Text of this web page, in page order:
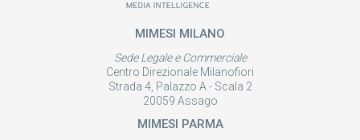
MIMESI MILANO
Sede Legale e Commerciale
Centro Direzionale Milanofiori
Strada 4, Palazzo A - Scala 2
20059 Assago
MIMESI PARMA